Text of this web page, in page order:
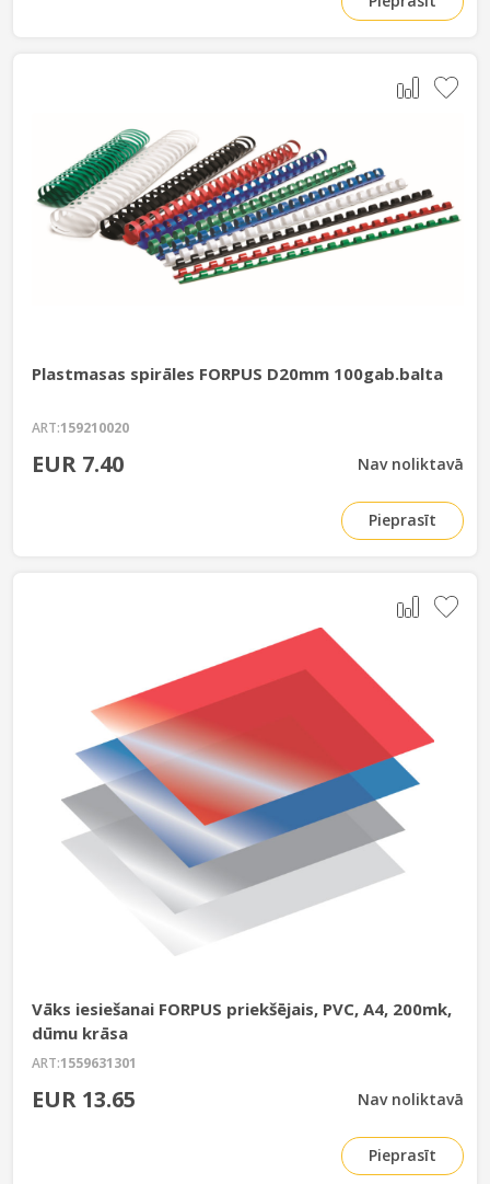
Plastmasas spirāles FORPUS D20mm 100gab.balta
ART:159210020
EUR 7.40 Nav noliktavā
Pieprasīt
Vāks iesiešanai FORPUS priekšējais, PVC, A4, 200mk,
dūmu krāsa
ART:1559631301
EUR 13.65 Nav noliktavā
Pieprasīt